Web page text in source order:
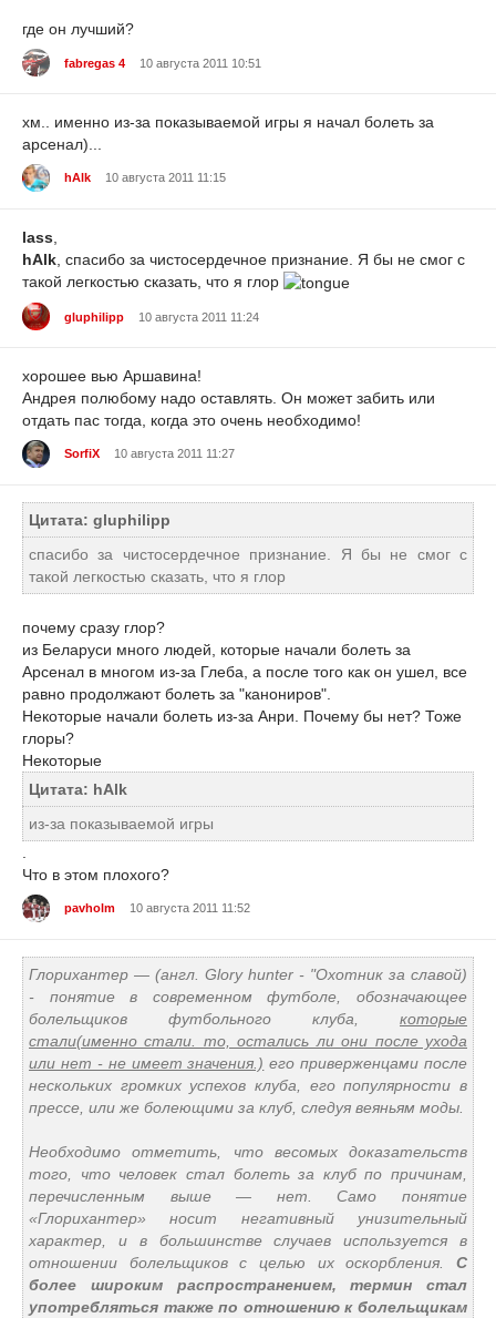
где он лучший?
fabregas 4 10 августа 2011 10:51
хм.. именно из-за показываемой игры я начал болеть за
арсенал)...
hAlk 10 августа 2011 11:15
lass
hAlk , спасибо за чистосердечное признание. Я бы не смог с
такой легкостью сказать, что я глор
gluphilipp 10 августа 2011 11:24
хорошее вью Аршавина!
Андрея полюбому надо оставлять. Он может забить или
отдать пас тогда, когда это очень необходимо!
SorfiX 10 августа 2011 11:27
Цитата: gluphilipp
спасибо за чистосердечное признание. Я бы не смог с
такой легкостью сказать, что я глор
почему сразу глор?
из Беларуси много людей, которые начали болеть за
Арсенал в многом из-за Глеба, а после того как он ушел, все
равно продолжают болеть за "канониров".
Некоторые начали болеть из-за Анри. Почему бы нет? Тоже
глоры?
Некоторые
Цитата: hAlk
из-за показываемой игры
Что в этом плохого?
pavholm 10 августа 2011 11:52
Глорихантер — (англ. Glory hunter - "Охотник за славой)
- понятие в современном футболе, обозначающее
болельщиков футбольного клуба, которые
стали(именно стали. то, остались ли они после ухода
или нет - не имеет значения.) его приверженцами после
нескольких громких успехов клуба, его популярности в
прессе, или же болеющими за клуб, следуя веяньям моды.
Необходимо отметить, что весомых доказательств
того, что человек стал болеть за клуб по причинам,
перечисленным выше — нет. Само понятие
«Глорихантер» носит негативный унизительный
характер, и в большинстве случаев используется в
отношении болельщиков с целью их оскорбления. С
более широким распространением, термин стал
употребляться также по отношению к болельщикам